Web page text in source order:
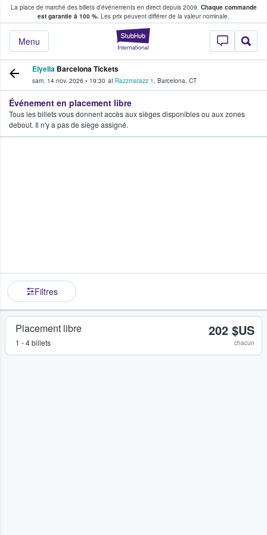
La place de marché des billets d’événements en direct depuis 2009. Chaque commande
est garantie à 100 %. Les prix peuvent différer de la valeur nominale.
StubHub - Où
Menu
fans achètent et vendent des billets
Elyella Barcelona Tickets
sam. 14 nov. 2026 • 19:30 at Razzmatazz 1, Barcelona, CT
Événement en placement libre
Tous les billets vous donnent accès aux sièges disponibles ou aux zones
debout. Il n'y a pas de siège assigné.
Filtres
Placement libre
1 - 4 billets
202 $US
chacun